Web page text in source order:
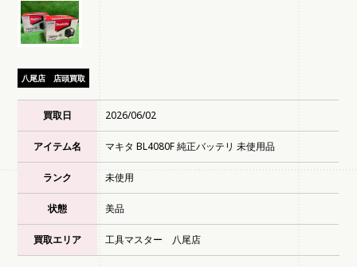
八尾店 店頭買取
買取日 2026/06/02
アイテム名 マキタ BL4080F 純正バッテリ 未使用品
ランク 未使用
状態 美品
買取エリア 工具マスター 八尾店